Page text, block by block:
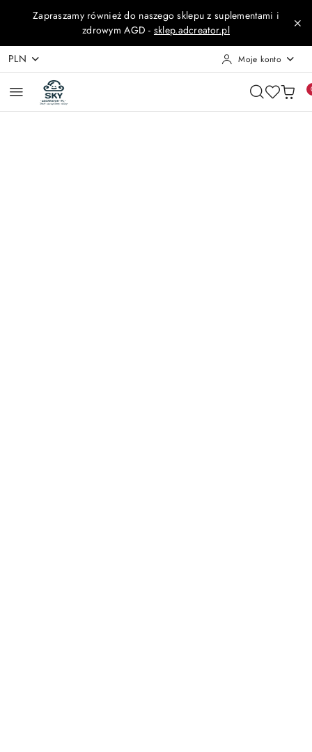
Przejdź do treści głównej
Przejdź do wyszukiwarki
Przejdź do moje konto
Przejdź do menu głównego
Przejdź do opisu produktu
Przejdź do stopki
Zapraszamy również do naszego sklepu z suplementami i
zdrowym AGD - sklep.adcreator.pl
PLN Moje konto